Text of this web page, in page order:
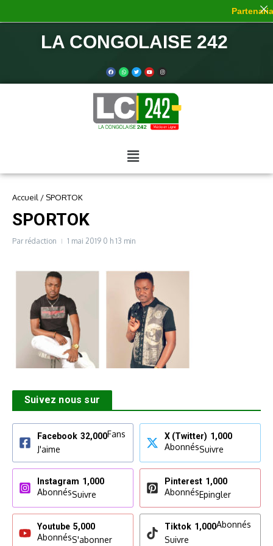
LA CONGOLAISE 242
Accueil / SPORTOK
SPORTOK
Par rédaction 1 mai 2019 0 h 13 min
Suivez nous sur
Facebook 32,000Fans
J'aime
X (Twitter) 1,000
AbonnésSuivre
Instagram 1,000
AbonnésSuivre
Pinterest 1,000
AbonnésEpingler
Youtube 5,000
AbonnésS'abonner
Tiktok 1,000Abonnés
Suivre